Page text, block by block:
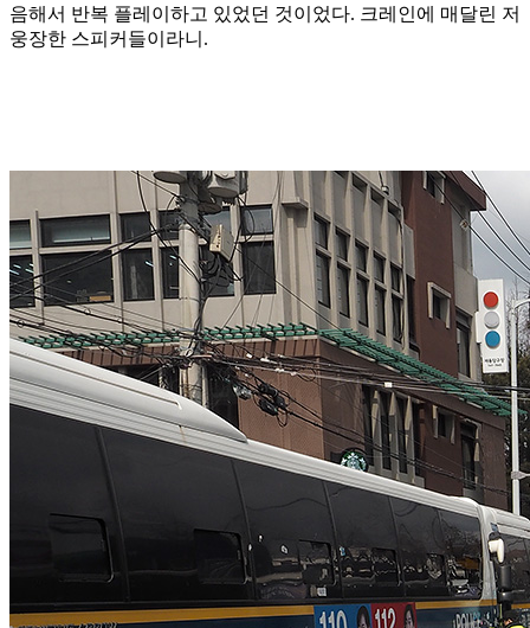
음해서 반복 플레이하고 있었던 것이었다. 크레인에 매달린 저
웅장한 스피커들이라니.